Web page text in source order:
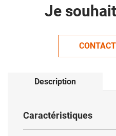
Je
Description
Caractéristiques